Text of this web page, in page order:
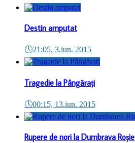
Destin amputat
🕔21:05, 3.iun. 2015
Tragedie la Pângărați
🕔00:15, 13.iun. 2015
Rupere de nori la Dumbrava Roșie